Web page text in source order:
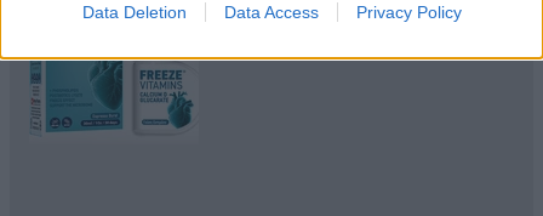
Data Deletion Data Access Privacy Policy
αποτοξίνωση & την ορμονική